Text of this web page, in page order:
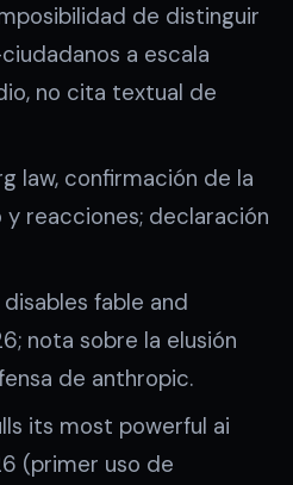
de distinguir
a escala
no cita textual de
law, confirmación de la
reacciones; declaración
fable and
nota sobre la elusión
de anthropic.
its most powerful ai
(primer uso de